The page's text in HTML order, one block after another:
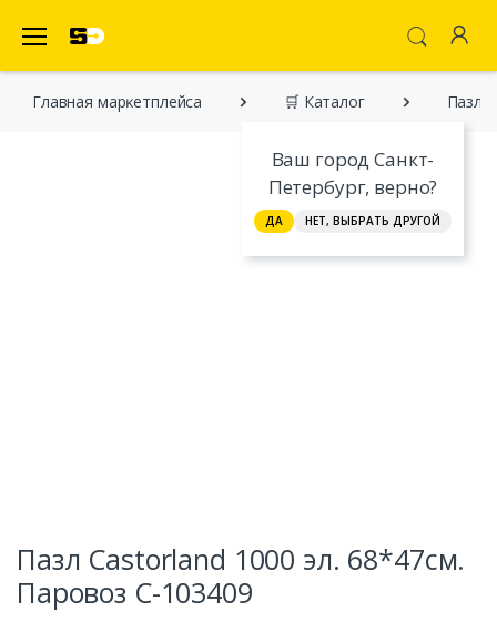
Ваш город Санкт-
Петербург, верно?
ДА НЕТ, ВЫБРАТЬ ДРУГОЙ
Главная марĸетплейса 🛒 Каталог Пазл
Пазл Castorland 1000 эл. 68*47см.
Паровоз C-103409